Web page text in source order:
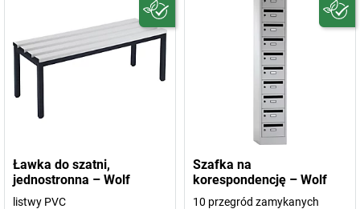
Czy poszukują Państwo szafek dodatkowych jako wyposażenia
dodatkowego czy pojemnejszafy do garderoby Wolf– w naszym
sklepie z pewnością Państwo ją znajdą!
Ławka do szatni,
jednostronna – Wolf
listwy PVC
Szafka na
korespondencję – Wolf
10 przegród zamykanych